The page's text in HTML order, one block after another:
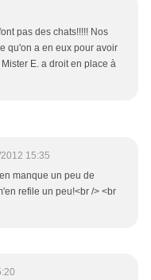
pas des chats!!!!! Nos
qu'on a en eux pour avoir
E. a droit en place à
15:35
manque un peu de
refile un peu!<br /> <br